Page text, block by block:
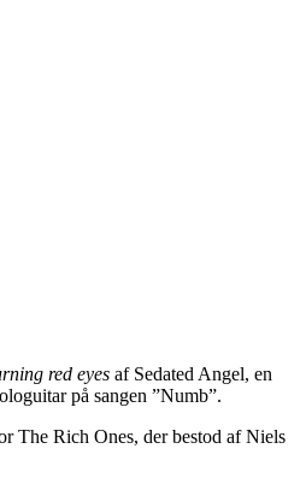
red eyes af Sedated Angel, en
på sangen ”Numb”.
The Rich Ones, der bestod af Niels